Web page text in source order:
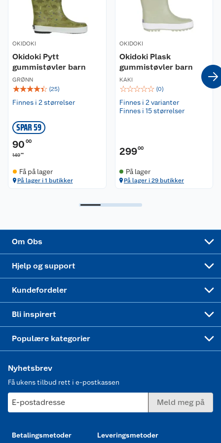
OKIDOKI
Okidoki Pytt
gummistøvler barn
GRØNN
☆☆☆☆☆ (25)
Finnes i 2 størrelser
SPAR 59
90 00
14900
Få på lager
På lager i 1 butikker
OKIDOKI
Okidoki Plask
gummistøvler barn
KAKI
☆☆☆☆☆ (0)
Finnes i 2 varianter
Finnes i 15 størrelser
29900
På lager
På lager i 29 butikker
Om Obs
Nyheter
Våre butikker
Våre merkevarer
Coop kjeder
Bærekraft
Hjelp og support
Angre- og returrett
Reklamasjon og garanti
Ofte stilte spørsmål
Betalingsalternativer
Pakkesporing
Kjøpsvilkår
Kundefordeler
Coop medlem
Klikk og hent
Bli inspirert
Festdrakter til hele familien
Populære kategorier
Hagemøbler og utemøbler
Nyhetsbrev
Få ukens tilbud rett i e-postkassen
E-postadresse Meld meg på
Betalingsmetoder Leveringsmetoder